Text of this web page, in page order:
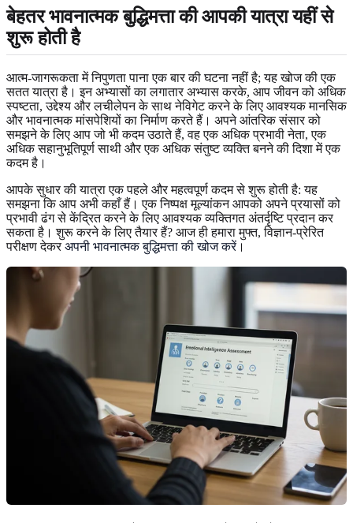
बेहतर भावनात्मक बुद्धिमत्ता की आपकी यात्रा यहीं से
शुरू होती है
आत्म-जागरूकता में निपुणता पाना एक बार की घटना नहीं है; यह खोज की एक
सतत यात्रा है। इन अभ्यासों का लगातार अभ्यास करके, आप जीवन को अधिक
स्पष्टता, उद्देश्य और लचीलेपन के साथ नेविगेट करने के लिए आवश्यक मानसिक
और भावनात्मक मांसपेशियों का निर्माण करते हैं। अपने आंतरिक संसार को
समझने के लिए आप जो भी कदम उठाते हैं, वह एक अधिक प्रभावी नेता, एक
अधिक सहानुभूतिपूर्ण साथी और एक अधिक संतुष्ट व्यक्ति बनने की दिशा में एक
कदम है।
आपके सुधार की यात्रा एक पहले और महत्वपूर्ण कदम से शुरू होती है: यह
समझना कि आप अभी कहाँ हैं। एक निष्पक्ष मूल्यांकन आपको अपने प्रयासों को
प्रभावी ढंग से केंद्रित करने के लिए आवश्यक व्यक्तिगत अंतर्दृष्टि प्रदान कर
सकता है। शुरू करने के लिए तैयार हैं? आज ही हमारा मुफ्त, विज्ञान-प्रेरित
परीक्षण देकरअपनी भावनात्मक बुद्धिमत्ता की खोज करें।